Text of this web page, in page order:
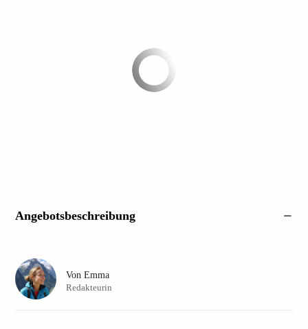
Angebotsbeschreibung
Von Emma
Redakteurin